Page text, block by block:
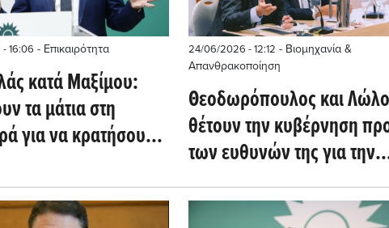
16:06 - Επικαιρότητα
κατά Μαξίμου:
τα μάτια στη
για να κρατήσουν
24/06/2026 - 12:12 - Βιομηχανία &
Απανθρακοποίηση
Θεοδωρόπουλος και
θέτουν την κυβέρνηση
των ευθυνών της για την
τόνωση της εγχώριας
βιομηχανίας